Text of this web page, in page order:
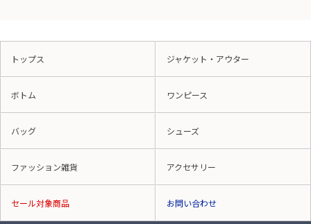
トップス ジャケット・アウター
ボトム ワンピース
バッグ シューズ
ファッション雑貨 アクセサリー
セール対象商品 お問い合わせ